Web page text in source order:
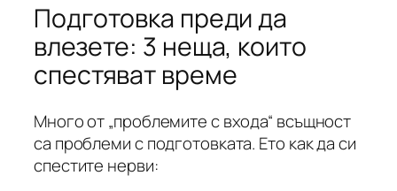
Подготовка преди да
влезете: 3 неща, които
спестяват време
Много от „проблемите с входа“ всъщност
са проблеми с подготовката. Ето как да си
спестите нерви: